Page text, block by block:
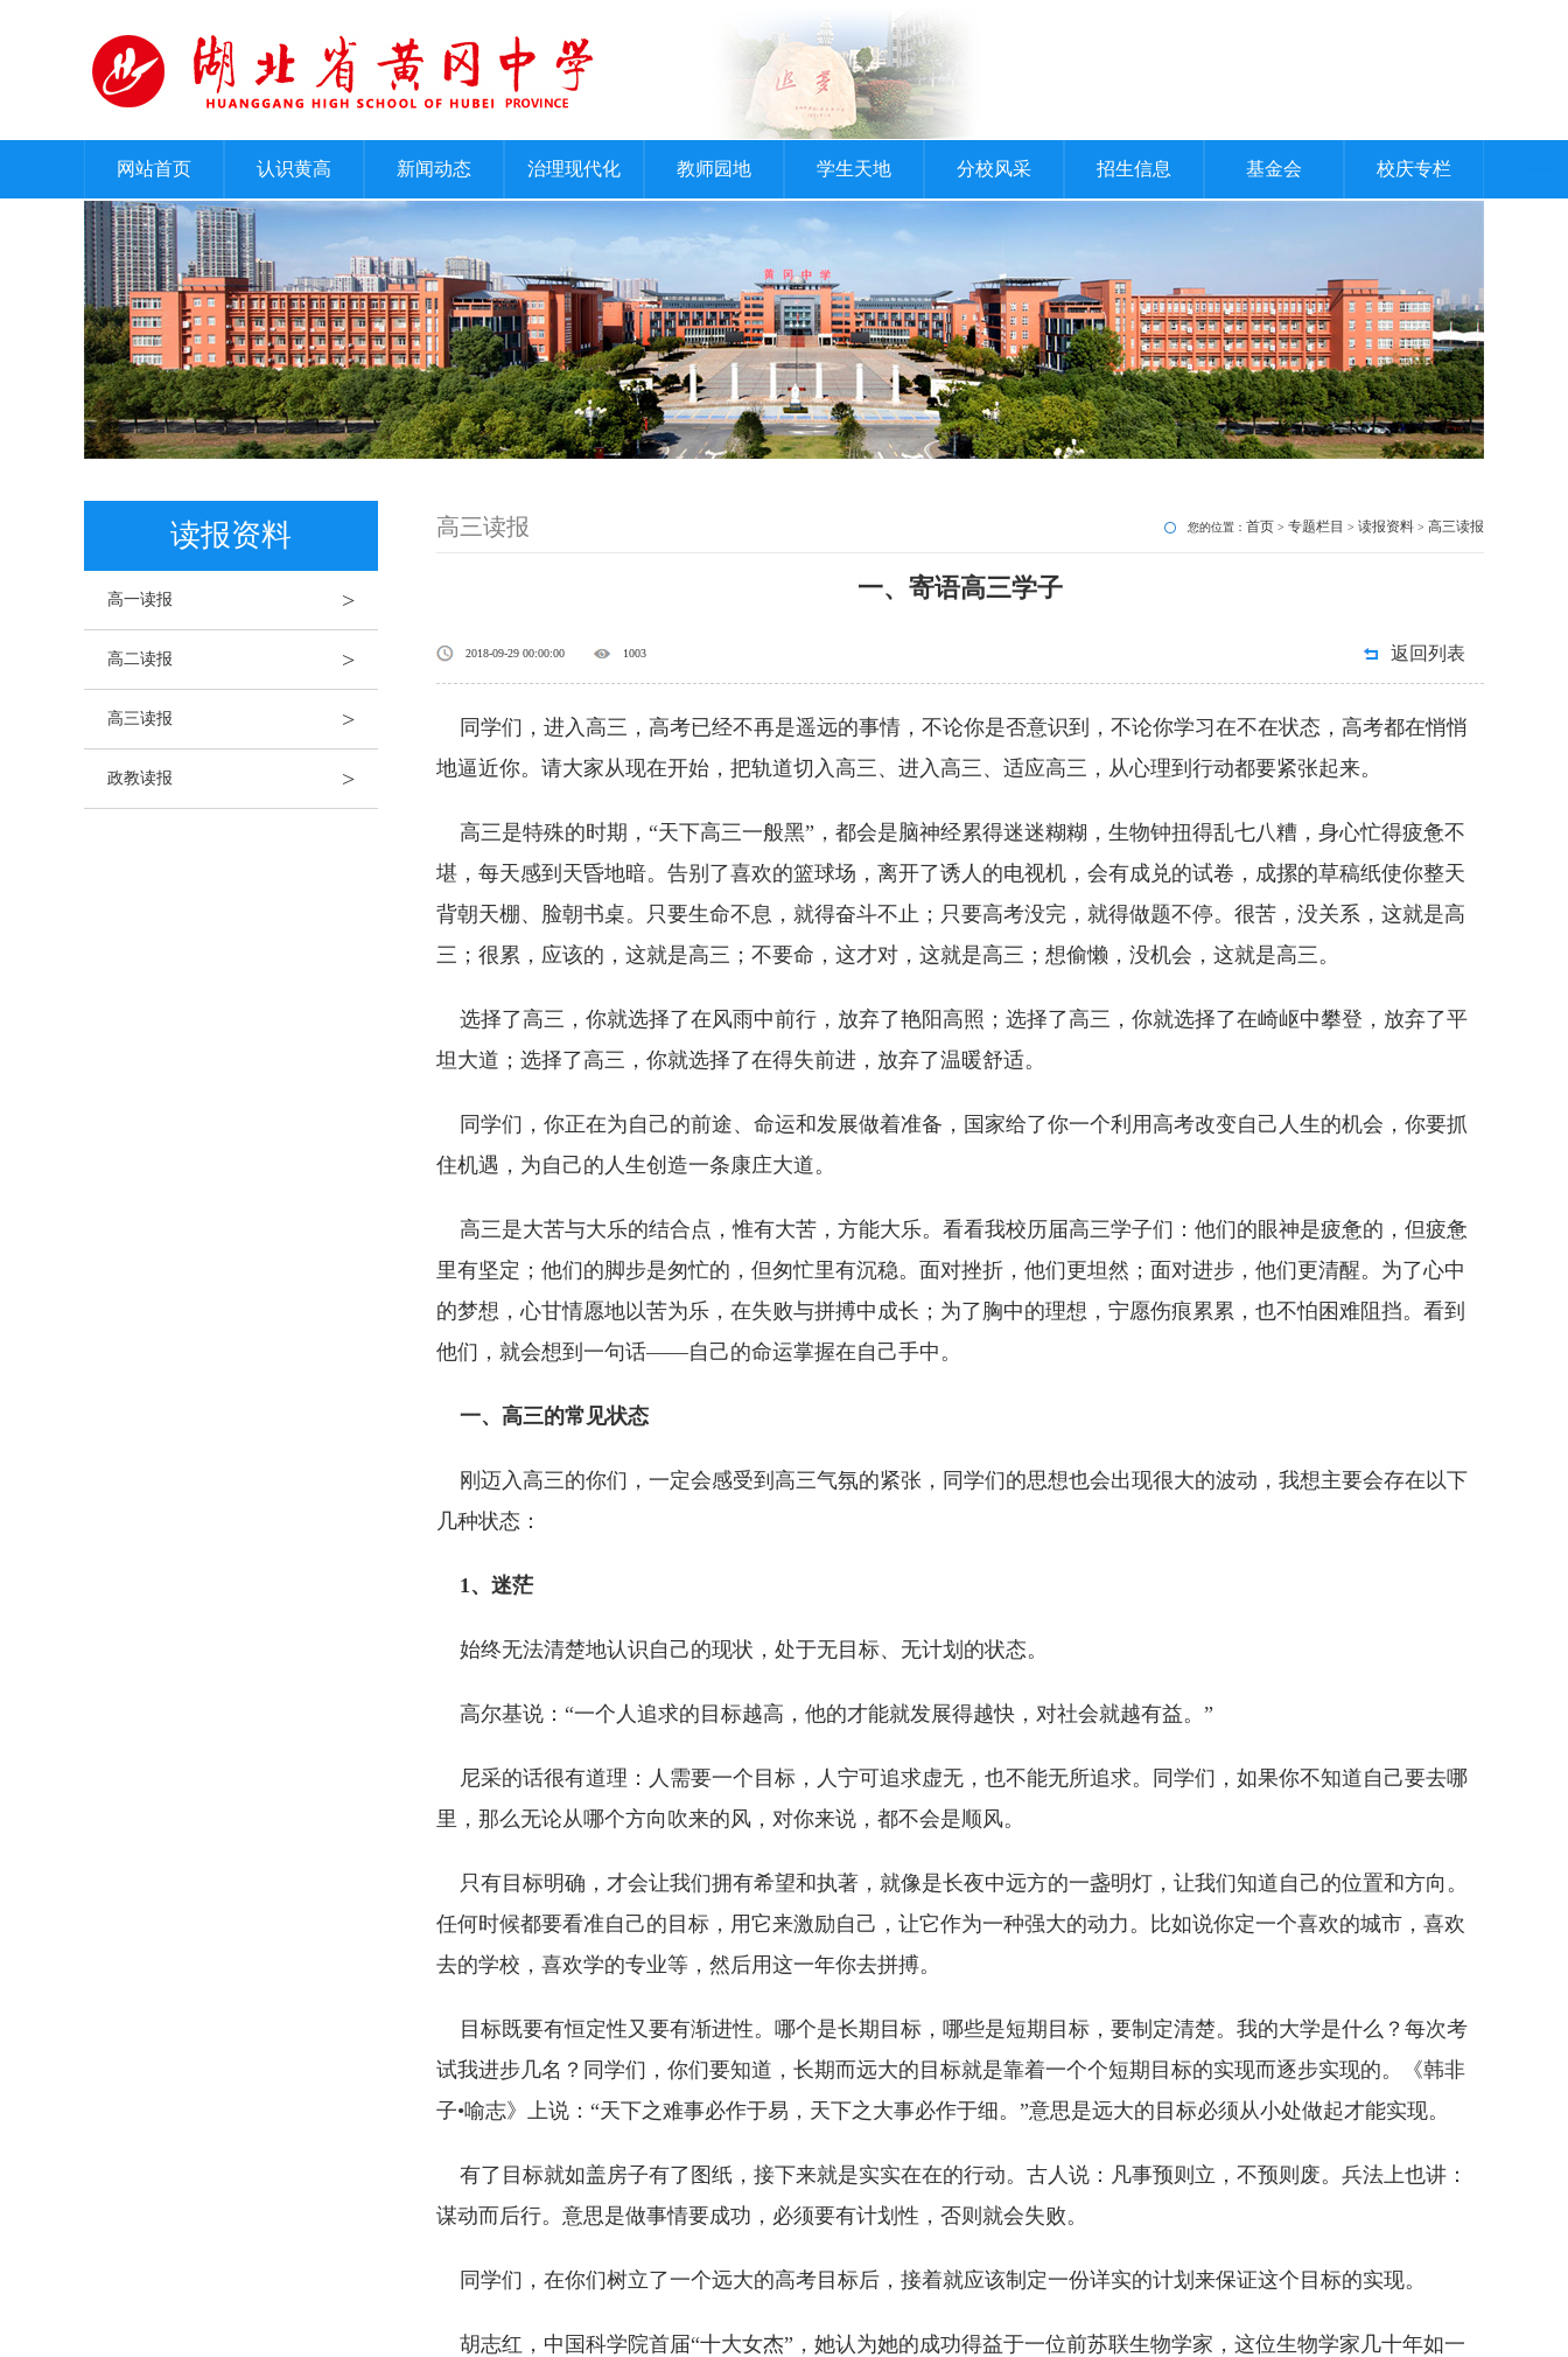
网站首页 认识黄高 新闻动态 治理现代化 教师园地 学生天地 分校风采 招生信息 基金会 校庆专栏
读报资料
高一读报 >
高二读报 >
高三读报 >
政教读报 >
高三读报 您的位置： 首页 > 专题栏目 > 读报资料 > 高三读报
一、寄语高三学子
2018-09-29 00:00:00 1003 返回列表
同学们，进入高三，高考已经不再是遥远的事情，不论你是否意识到，不论你学习在不在状态，高考都在悄悄
地逼近你。请大家从现在开始，把轨道切入高三、进入高三、适应高三，从心理到行动都要紧张起来。
高三是特殊的时期，“天下高三一般黑”，都会是脑神经累得迷迷糊糊，生物钟扭得乱七八糟，身心忙得疲惫不
堪，每天感到天昏地暗。告别了喜欢的篮球场，离开了诱人的电视机，会有成兑的试卷，成摞的草稿纸使你整天
背朝天棚、脸朝书桌。只要生命不息，就得奋斗不止；只要高考没完，就得做题不停。很苦，没关系，这就是高
三；很累，应该的，这就是高三；不要命，这才对，这就是高三；想偷懒，没机会，这就是高三。
选择了高三，你就选择了在风雨中前行，放弃了艳阳高照；选择了高三，你就选择了在崎岖中攀登，放弃了平
坦大道；选择了高三，你就选择了在得失前进，放弃了温暖舒适。
同学们，你正在为自己的前途、命运和发展做着准备，国家给了你一个利用高考改变自己人生的机会，你要抓
住机遇，为自己的人生创造一条康庄大道。
高三是大苦与大乐的结合点，惟有大苦，方能大乐。看看我校历届高三学子们：他们的眼神是疲惫的，但疲惫
里有坚定；他们的脚步是匆忙的，但匆忙里有沉稳。面对挫折，他们更坦然；面对进步，他们更清醒。为了心中
的梦想，心甘情愿地以苦为乐，在失败与拼搏中成长；为了胸中的理想，宁愿伤痕累累，也不怕困难阻挡。看到
他们，就会想到一句话――自己的命运掌握在自己手中。
一、高三的常见状态
刚迈入高三的你们，一定会感受到高三气氛的紧张，同学们的思想也会出现很大的波动，我想主要会存在以下
几种状态：
1、迷茫
始终无法清楚地认识自己的现状，处于无目标、无计划的状态。
高尔基说：“一个人追求的目标越高，他的才能就发展得越快，对社会就越有益。”
尼采的话很有道理：人需要一个目标，人宁可追求虚无，也不能无所追求。同学们，如果你不知道自己要去哪
里，那么无论从哪个方向吹来的风，对你来说，都不会是顺风。
只有目标明确，才会让我们拥有希望和执著，就像是长夜中远方的一盏明灯，让我们知道自己的位置和方向。
任何时候都要看准自己的目标，用它来激励自己，让它作为一种强大的动力。比如说你定一个喜欢的城市，喜欢
去的学校，喜欢学的专业等，然后用这一年你去拼搏。
目标既要有恒定性又要有渐进性。哪个是长期目标，哪些是短期目标，要制定清楚。我的大学是什么？每次考
试我进步几名？同学们，你们要知道，长期而远大的目标就是靠着一个个短期目标的实现而逐步实现的。《韩非
子•喻志》上说：“天下之难事必作于易，天下之大事必作于细。”意思是远大的目标必须从小处做起才能实现。
有了目标就如盖房子有了图纸，接下来就是实实在在的行动。古人说：凡事预则立，不预则废。兵法上也讲：
谋动而后行。意思是做事情要成功，必须要有计划性，否则就会失败。
同学们，在你们树立了一个远大的高考目标后，接着就应该制定一份详实的计划来保证这个目标的实现。
胡志红，中国科学院首届“十大女杰”，她认为她的成功得益于一位前苏联生物学家，这位生物学家几十年如一